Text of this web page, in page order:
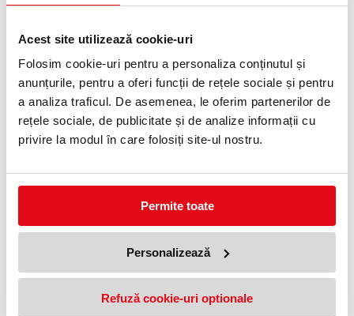
Acest site utilizează cookie-uri
Folosim cookie-uri pentru a personaliza conținutul și
anunțurile, pentru a oferi funcții de rețele sociale și pentru
a analiza traficul. De asemenea, le oferim partenerilor de
rețele sociale, de publicitate și de analize informații cu
privire la modul în care folosiți site-ul nostru.
Permite toate
Personalizează
Refuză cookie-uri optionale
Producator: Xerox
Cod producator: 106R01536
Nume produs: 106R01536
Tip Cartus: Cartus Toner Black
Compatibilitate: Cartus Original
Tehnologie: Imprimanta Laser
Capacitate (pag): 30000
Echipamente: Xerox Phaser 4600DN, Phaser 4600N, Phaser
Cod producator: 106R01536
Nume produs: 106R01536
Tip Cartus: Cartus Toner Black
Compatibilitate: Cartus Original
Tehnologie: Imprimanta Laser
Capacitate (pag): 30000